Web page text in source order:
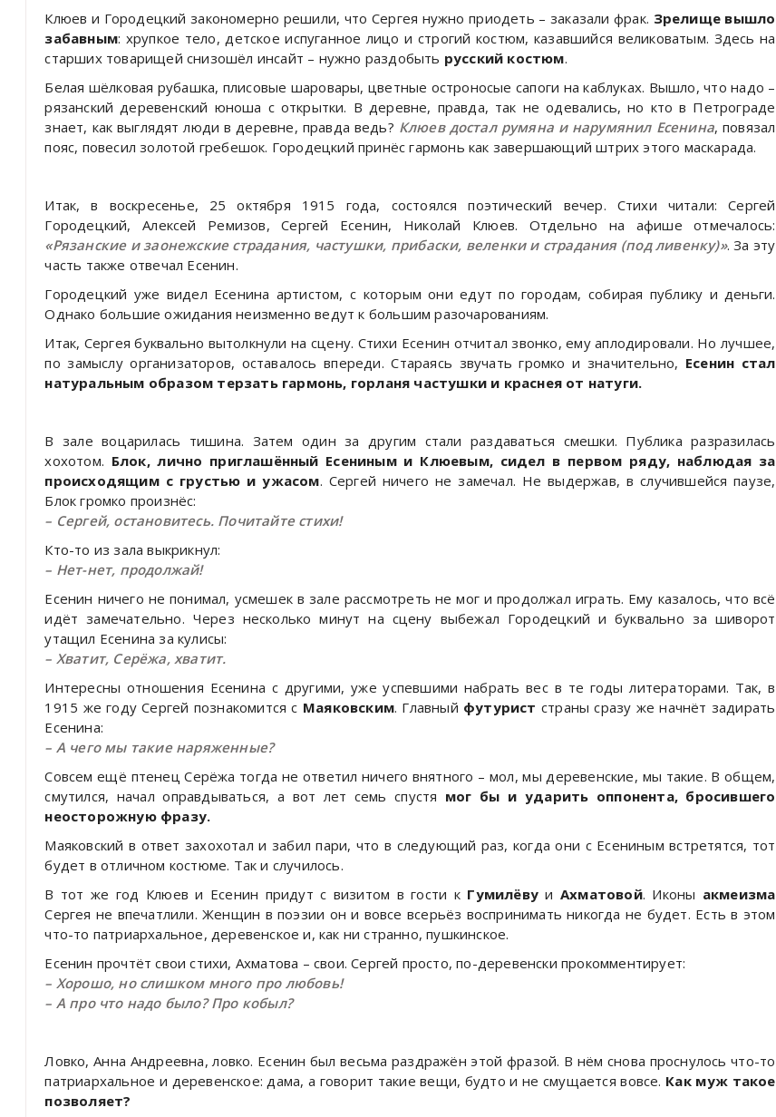
Клюев и Городецкий закономерно решили, что Сергея нужно приодеть – заказали фрак. Зрелище вышло
забавным: хрупкое тело, детское испуганное лицо и строгий костюм, казавшийся великоватым. Здесь на
старших товарищей снизошёл инсайт – нужно раздобыть русский костюм.
Белая шёлковая рубашка, плисовые шаровары, цветные остроносые сапоги на каблуках. Вышло, что надо –
рязанский деревенский юноша с открытки. В деревне, правда, так не одевались, но кто в Петрограде
знает, как выглядят люди в деревне, правда ведь? Клюев достал румяна и нарумянил Есенина, повязал
пояс, повесил золотой гребешок. Городецкий принёс гармонь как завершающий штрих этого маскарада.
Итак, в воскресенье, 25 октября 1915 года, состоялся поэтический вечер. Стихи читали: Сергей
Городецкий, Алексей Ремизов, Сергей Есенин, Николай Клюев. Отдельно на афише отмечалось:
«Рязанские и заонежские страдания, частушки, прибаски, веленки и страдания (под ливенку)». За эту
часть также отвечал Есенин.
Городецкий уже видел Есенина артистом, с которым они едут по городам, собирая публику и деньги.
Однако большие ожидания неизменно ведут к большим разочарованиям.
Итак, Сергея буквально вытолкнули на сцену. Стихи Есенин отчитал звонко, ему аплодировали. Но лучшее,
по замыслу организаторов, оставалось впереди. Стараясь звучать громко и значительно, Есенин стал
натуральным образом терзать гармонь, горланя частушки и краснея от натуги.
В зале воцарилась тишина. Затем один за другим стали раздаваться смешки. Публика разразилась
хохотом. Блок, лично приглашённый Есениным и Клюевым, сидел в первом ряду, наблюдая за
происходящим с грустью и ужасом. Сергей ничего не замечал. Не выдержав, в случившейся паузе,
Блок громко произнёс:
– Сергей, остановитесь. Почитайте стихи!
Кто-то из зала выкрикнул:
– Нет-нет, продолжай!
Есенин ничего не понимал, усмешек в зале рассмотреть не мог и продолжал играть. Ему казалось, что всё
идёт замечательно. Через несколько минут на сцену выбежал Городецкий и буквально за шиворот
утащил Есенина за кулисы:
– Хватит, Серёжа, хватит.
Интересны отношения Есенина с другими, уже успевшими набрать вес в те годы литераторами. Так, в
1915 же году Сергей познакомится с Маяковским. Главный футурист страны сразу же начнёт задирать
Есенина:
– А чего мы такие наряженные?
Совсем ещё птенец Серёжа тогда не ответил ничего внятного – мол, мы деревенские, мы такие. В общем,
смутился, начал оправдываться, а вот лет семь спустя мог бы и ударить оппонента, бросившего
неосторожную фразу.
Маяковский в ответ захохотал и забил пари, что в следующий раз, когда они с Есениным встретятся, тот
будет в отличном костюме. Так и случилось.
В тот же год Клюев и Есенин придут с визитом в гости к Гумилёвуи Ахматовой. Иконы акмеизма
Сергея не впечатлили. Женщин в поэзии он и вовсе всерьёз воспринимать никогда не будет. Есть в этом
что-то патриархальное, деревенское и, как ни странно, пушкинское.
Есенин прочтёт свои стихи, Ахматова – свои. Сергей просто, по-деревенски прокомментирует:
– Хорошо, но слишком много про любовь!
– А про что надо было? Про кобыл?
Ловко, Анна Андреевна, ловко. Есенин был весьма раздражён этой фразой. В нём снова проснулось что-то
патриархальное и деревенское: дама, а говорит такие вещи, будто и не смущается вовсе. Как муж такое
позволяет?